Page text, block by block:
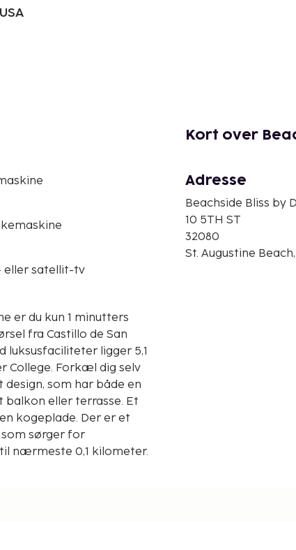
eller satellit-tv
er du kun 1 minutters
fra Castillo de San
College. Forkæl dig selv
som har både en
eller terrasse. Et
kogeplade. Der er et
sørger for
nærmeste 0,1 kilometer.
Kort over
Adresse
Beachside Bliss by
10 5TH ST
32080
St. Augustine